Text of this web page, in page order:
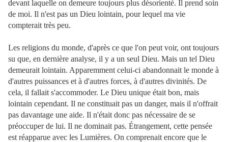
devant laquelle on demeure toujours plus désorienté. Il prend soin
de moi. Il n'est pas un Dieu lointain, pour lequel ma vie
compterait très peu.
Les religions du monde, d'après ce que l'on peut voir, ont toujours
su que, en dernière analyse, il y a un seul Dieu. Mais un tel Dieu
demeurait lointain. Apparemment celui-ci abandonnait le monde à
d'autres puissances et à d'autres forces, à d'autres divinités. De
cela, il fallait s'accommoder. Le Dieu unique était bon, mais
lointain cependant. Il ne constituait pas un danger, mais il n'offrait
pas davantage une aide. Il n'était donc pas nécessaire de se
préoccuper de lui. Il ne dominait pas. Étrangement, cette pensée
est réapparue avec les Lumières. On comprenait encore que le